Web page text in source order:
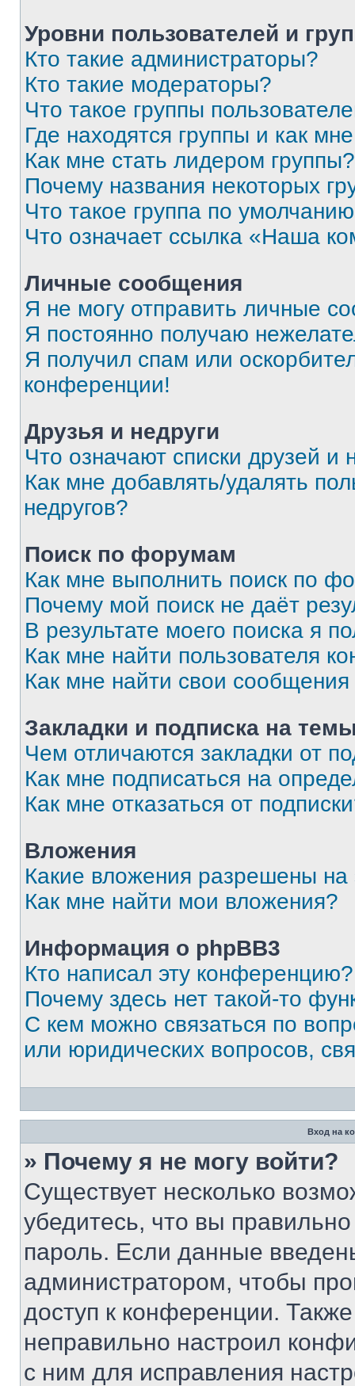
Уровни пользователей и
Кто такие администраторы?
Кто такие модераторы?
Что такое группы
Где находятся группы и как
Как мне стать лидером группы?
Почему названия некоторых
Что такое группа по
Что означает ссылка «Наша
Личные сообщения
Я не могу отправить личные
Я постоянно получаю
Я получил спам или
конференции!
Друзья и недруги
Что означают списки друзей и
Как мне добавлять/удалять
недругов?
Поиск по форумам
Как мне выполнить поиск по
Почему мой поиск не даёт
В результате моего поиска я
Как мне найти пользователя
Как мне найти свои
Закладки и подписка на
Чем отличаются закладки от
Как мне подписаться на
Как мне отказаться от
Вложения
Какие вложения разрешены
Как мне найти мои вложения?
Информация о phpBB3
Кто написал эту конференцию?
Почему здесь нет такой-то
С кем можно связаться по
или юридических вопросов,
Вход на
» Почему я не могу войти?
Существует несколько
убедитесь, что вы
пароль. Если данные
администратором, чтобы
доступ к конференции.
неправильно настроил
с ним для исправления